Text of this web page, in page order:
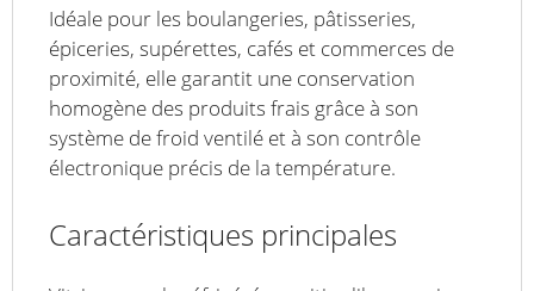
Idéale pour les boulangeries, pâtisseries,
épiceries, supérettes, cafés et commerces de
proximité, elle garantit une conservation
homogène des produits frais grâce à son
système de froid ventilé et à son contrôle
électronique précis de la température.
Caractéristiques principales